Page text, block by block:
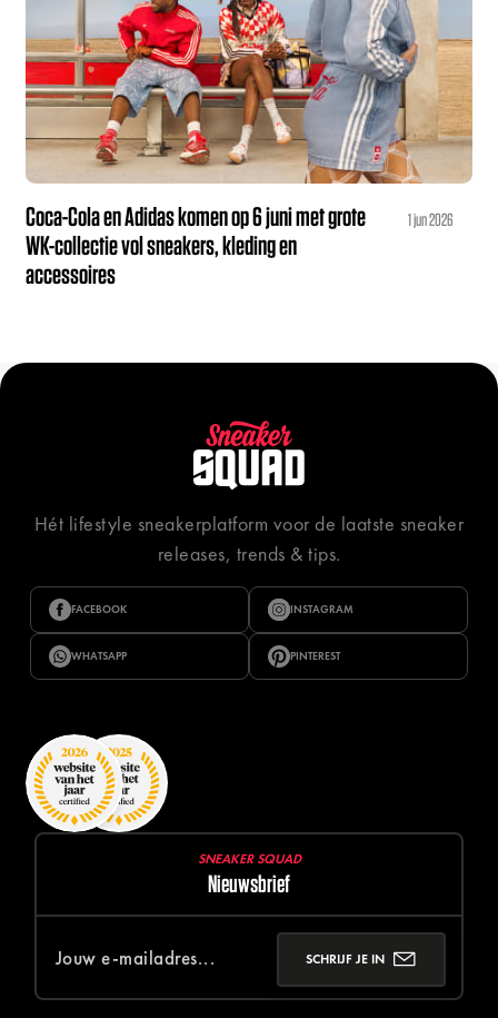
Coca-Cola en Adidas komen op 6 juni met grote
WK-collectie vol sneakers, kleding en
accessoires
1 jun 2026
Hét lifestyle sneakerplatform voor de laatste sneaker
releases, trends & tips.
FACEBOOK INSTAGRAM
WHATSAPP PINTEREST
SNEAKER SQUAD
Nieuwsbrief
SCHRIJF JE IN